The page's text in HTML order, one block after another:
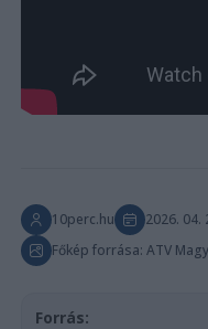
10perc.hu
2026. 04.
Főkép forrása: ATV
Forrás: